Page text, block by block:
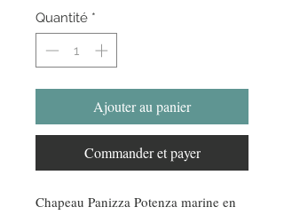
Quantité *
Ajouter au panier
Commander et payer
Chapeau Panizza Potenza marine en